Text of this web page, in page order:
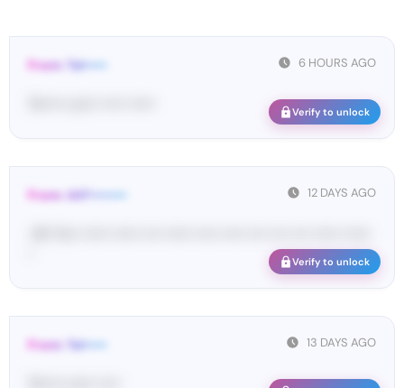
6 HOURS AGO
From: Tel•••••
Verify to unlock
12 DAYS AGO
From: 447••••••••
Verify to unlock
13 DAYS AGO
From: Tel•••••